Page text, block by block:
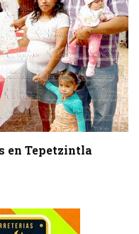
en Tepetzintla